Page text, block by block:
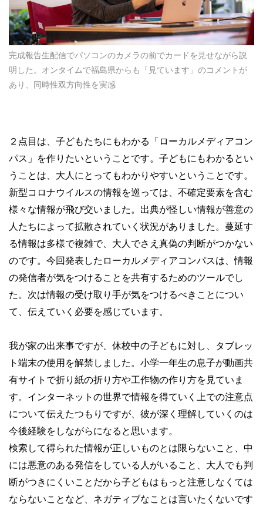
完成報告生配信でパソコンのカメラの前でカードを見せながら説
明した。オンタイムで福島県からも「見ています」のコメントが
あり、同時性双方向性を実感
２点目は、子どもたちにもわかる「ローカルメディアコン
パス」を作りたいということです。子どもにもわかるとい
うことは、大人にとってもわかりやすいということです。
新型コロナウイルスの情報を巡っては、不確定要素を含む
様々な情報が飛び交いました。出典が怪しい情報が善意の
人たちによって拡散されていく状況がありました。蔓延す
る情報は多様で複雑で、大人でさえ真偽の判断がつかない
のです。今回発表したローカルメディアコンパスは、情報
の発信者が気をつけることを共有するためのツールでし
た。次は情報の受け取り手が気をつけるべきことについ
て、伝えていく必要を感じています。
我が家の出来事ですが、休校中の子どもに対し、タブレッ
ト端末の使用を解禁しました。小学一年生の息子が動画共
有サイトで折り紙の折り方や工作物の作り方を見ていま
す。インターネットの世界で情報を得ていく上での注意点
について伝えたつもりですが、彼が深く理解していくのは
今後経験をしながらになると思います。
検索して得られた情報が正しいものとは限らないこと、中
には悪意のある発信をしている人がいること、大人でも判
断がつきにくいことだから子どもはもっと注意しなくては
ならないことなど、ネガティブなことは言いたくないです